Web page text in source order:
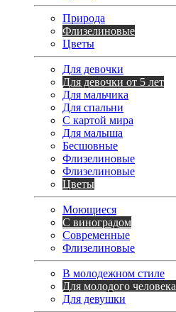
Природа
Флизелиновые
Цветы
Для девочки
Для девочки от 5 лет
Для мальчика
Для спальни
С картой мира
Для малыша
Бесшовные
Флизелиновые
Флизелиновые
Цветы
Моющиеся
С виноградом
Современные
Флизелиновые
В молодежном стиле
Для молодого человека
Для девушки